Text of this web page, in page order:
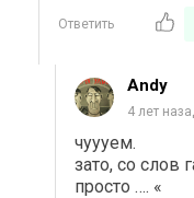
Ответить
Andy
4 лет
чуууем.
зато, со слов
просто …. «